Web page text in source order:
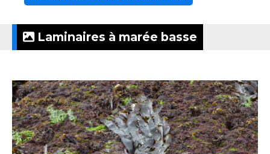
Laminaires à marée basse